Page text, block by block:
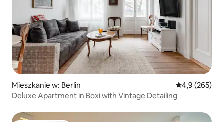
Mieszkanie w: Berlin Średnia
4,9 (265)
Deluxe Apartment in Boxi with Vintage Detailing